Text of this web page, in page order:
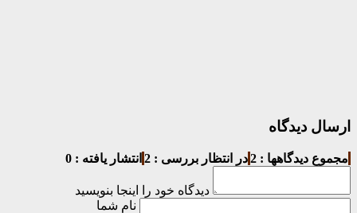
ارسال دیدگاه
مجموع دیدگاهها : 2 در انتظار بررسی : 2 انتشار یافته : 0
دیدگاه خود را اینجا بنویسید
نام شما